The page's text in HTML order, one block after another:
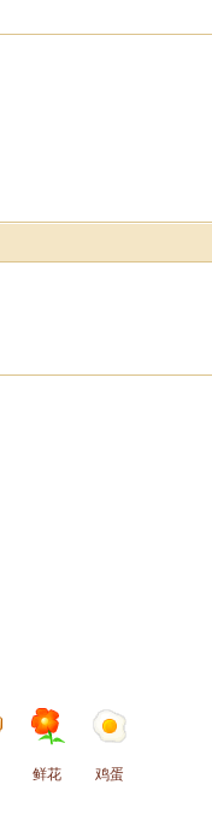
鲜花 鸡蛋